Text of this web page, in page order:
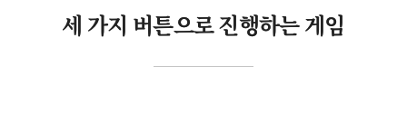
세 가지 버튼으로 진행하는 게임